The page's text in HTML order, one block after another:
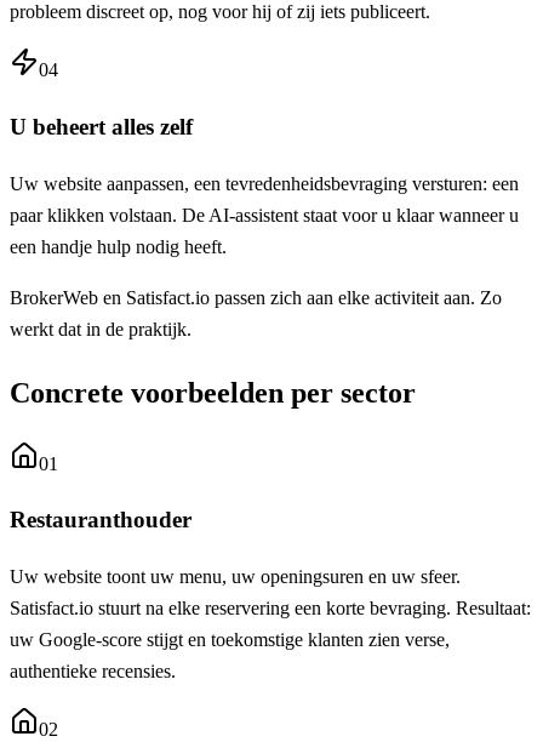
probleem discreet op, nog voor hij of zij iets publiceert.
04
U beheert alles zelf
Uw website aanpassen, een tevredenheidsbevraging versturen: een
paar klikken volstaan. De AI-assistent staat voor u klaar wanneer u
een handje hulp nodig heeft.
BrokerWeb en Satisfact.io passen zich aan elke activiteit aan. Zo
werkt dat in de praktijk.
Concrete voorbeelden per sector
01
Restauranthouder
Uw website toont uw menu, uw openingsuren en uw sfeer.
Satisfact.io stuurt na elke reservering een korte bevraging. Resultaat:
uw Google-score stijgt en toekomstige klanten zien verse,
authentieke recensies.
02